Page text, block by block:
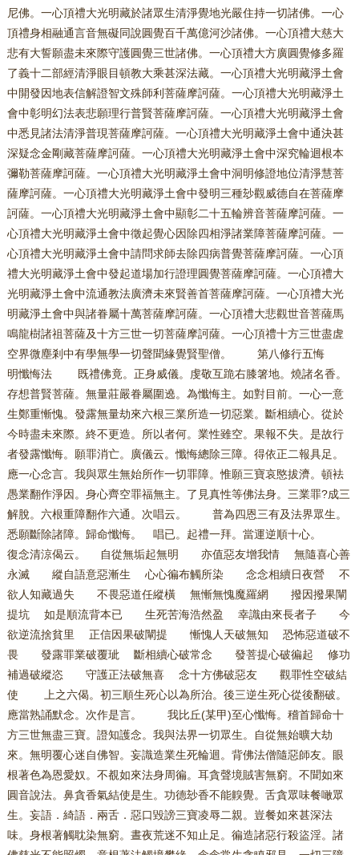
尼佛。一心頂禮大光明藏於諸眾生清淨覺地光嚴住持一切諸佛。一心
頂禮身相融通言音無礙同說圓覺百千萬億河沙諸佛。一心頂禮大慈大
悲有大誓願盡未來際守護圓覺三世諸佛。一心頂禮大方廣圓覺修多羅
了義十二部經清淨眼目頓教大乘甚深法藏。一心頂禮大光明藏淨土會
中開發因地表信解證智文殊師利菩薩摩訶薩。一心頂禮大光明藏淨土
會中彰明幻法表悲願理行普賢菩薩摩訶薩。一心頂禮大光明藏淨土會
中悉見諸法清淨普現菩薩摩訶薩。一心頂禮大光明藏淨土會中通決甚
深疑念金剛藏菩薩摩訶薩。一心頂禮大光明藏淨土會中深究輪迴根本
彌勒菩薩摩訶薩。一心頂禮大光明藏淨土會中洞明修證地位清淨慧菩
薩摩訶薩。一心頂禮大光明藏淨土會中發明三種玅觀威德自在菩薩摩
訶薩。一心頂禮大光明藏淨土會中顯彰二十五輪辨音菩薩摩訶薩。一
心頂禮大光明藏淨土會中徵起覺心因除四相淨諸業障菩薩摩訶薩。一
心頂禮大光明藏淨土會中請問求師去除四病普覺菩薩摩訶薩。一心頂
禮大光明藏淨土會中發起道場加行證理圓覺菩薩摩訶薩。一心頂禮大
光明藏淨土會中流通教法廣濟未來賢善首菩薩摩訶薩。一心頂禮大光
明藏淨土會中與諸眷屬十萬菩薩摩訶薩。一心頂禮大悲觀世音菩薩馬
鳴龍樹諸祖菩薩及十方三世一切菩薩摩訶薩。一心頂禮十方三世盡虗
空界微塵剎中有學無學一切聲聞緣覺賢聖僧。 第八修行五悔
明懺悔法 既禮佛竟。正身威儀。虔敬互跪右膝箸地。燒諸名香。
存想普賢菩薩。無量莊嚴眷屬圍遶。為懺悔主。如對目前。一心一意
生鄭重慚愧。發露無量劫來六根三業所造一切惡業。斷相續心。從於
今時盡未來際。終不更造。所以者何。業性雖空。果報不失。是故行
者發露懺悔。願罪消亡。廣儀云。懺悔總除三障。得依正二報具足。
應一心念言。我與眾生無始所作一切罪障。惟願三寶哀愍拔濟。頓袪
愚業翻作淨因。身心齊空罪福無主。了見真性等佛法身。三業罪?成三
解脫。六根重障翻作六通。次唱云。 普為四恩三有及法界眾生。
悉願斷除諸障。歸命懺悔。 唱已。起禮一拜。當運逆順十心。
復念清涼偈云。 自從無垢起無明 亦值惡友增我情 無隨喜心善
永滅 縱自語意惡漸生 心心徧布觸所染 念念相續日夜營 不
欲人知藏過失 不畏惡道任縱橫 無慚無愧魔羅網 撥因撥果闡
提坑 如是順流背本已 生死苦海浩然盈 幸識由來長者子 今
欲逆流捨貧里 正信因果破闡提 慚愧人天破無知 恐怖惡道破不
畏 發露罪業破覆玼 斷相續心破常念 發菩提心破徧起 修功
補過破縱恣 守護正法破無喜 念十方佛破惡友 觀罪性空破結
使 上之六偈。初三順生死心以為所治。後三逆生死心從後翻破。
應當熟誦默念。次作是言。 我比丘(某甲)至心懺悔。稽首歸命十
方三世無盡三寶。證知護念。我與法界一切眾生。自從無始曠大劫
來。無明覆心迷自佛智。妄識造業生死輪迴。背佛法僧隨惡師友。眼
根著色為恩愛奴。不覩如來法身周徧。耳貪聲境賊害無窮。不聞如來
圓音說法。鼻貪香氣結使是生。功德玅香不能齅覺。舌貪眾味餐噉眾
生。妄語．綺語．兩舌．惡口毀謗三寶凌辱二親。豈餐如來甚深法
味。身根著觸耽染無窮。晝夜荒迷不知止足。徧造諸惡行殺盜淫。諸